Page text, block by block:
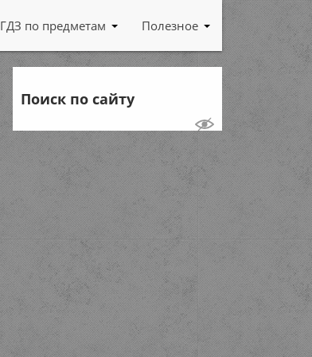
ГДЗ по предметам Полезное
Поиск по сайту